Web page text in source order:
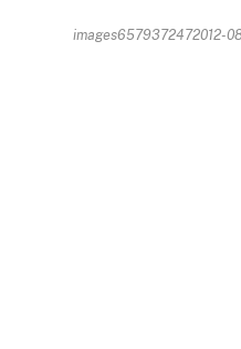
images6579372472012-